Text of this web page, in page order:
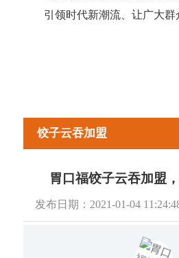
引领时代新潮流、让广大
饺子云吞加盟
胃口福饺子云吞加盟
发布日期： 2021-01-04